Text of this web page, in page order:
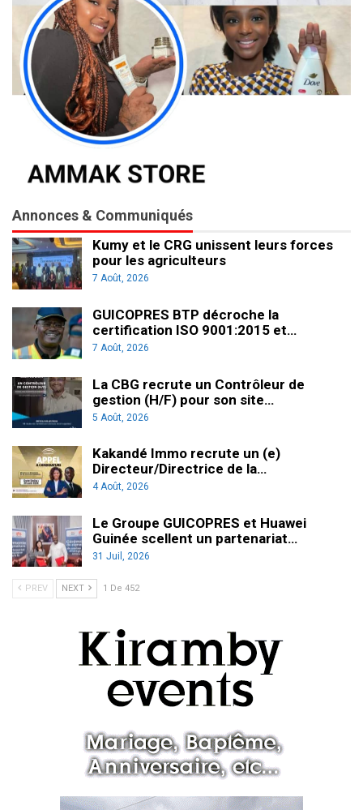
Annonces & Communiqués
Kumy et le CRG unissent leurs forces
pour les agriculteurs
7 Août, 2026
GUICOPRES BTP décroche la
certification ISO 9001:2015 et…
7 Août, 2026
La CBG recrute un Contrôleur de
gestion (H/F) pour son site…
5 Août, 2026
Kakandé Immo recrute un (e)
Directeur/Directrice de la…
4 Août, 2026
Le Groupe GUICOPRES et Huawei
Guinée scellent un partenariat…
31 Juil, 2026
PREV NEXT 1 De 452